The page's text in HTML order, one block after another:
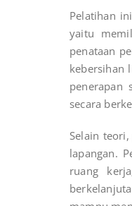
Pelatihan
yaitu
penataan
kebersihan
penerapan
secara
Selain
lapangan.
ruang